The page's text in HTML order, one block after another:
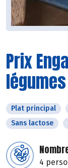
Prix
Plat principal
Sans lactose
4